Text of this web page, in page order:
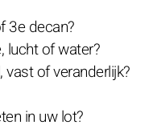
3e decan?
lucht of water?
of veranderlijk?
in uw lot?